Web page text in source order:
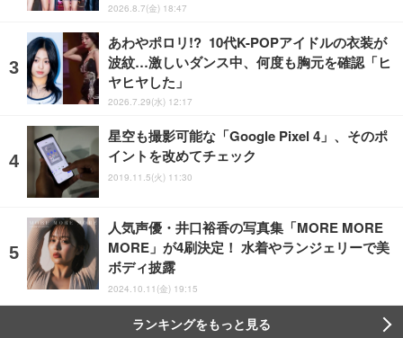
2026.8.7(金) 18:47
あわやポロリ!? 10代K-POPアイドルの衣装が
波紋…激しいダンス中、何度も胸元を確認「ヒ
ヤヒヤした」
2026.7.29(水) 12:17
星空も撮影可能な「Google Pixel 4」、そのポ
イントを改めてチェック
2019.11.5(火) 11:30
人気声優・井口裕香の写真集「MORE MORE
MORE」が4刷決定！ 水着やランジェリーで美
ボディ披露
2024.10.11(金) 19:15
ランキングをもっと見る